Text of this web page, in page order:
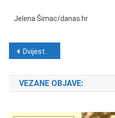
Jelena Šimac/danas.hr
Navigacija
Dvijestogodišnjica hrvatskoga velikana Vjekoslava Babukića
VEZANE OBJAVE: